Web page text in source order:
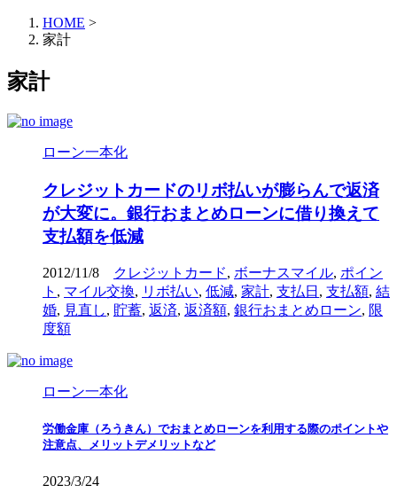
HOME >
家計
家計
ローン一本化
クレジットカードのリボ払いが膨らんで返済
が大変に。銀行おまとめローンに借り換えて
支払額を低減
2012/11/8 クレジットカード, ボーナスマイル, ポイン
ト , マイル交換, リボ払い, 低減, 家計, 支払日 , 支払額, 結
婚, 見直し, 貯蓄, 返済, 返済額, 銀行おまとめローン, 限
度額
ローン一本化
労働金庫（ろうきん）でおまとめローンを利用する際のポイントや
注意点、メリットデメリットなど
2023/3/24